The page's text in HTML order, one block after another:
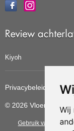
Wij
Review
Kiyoh
Privacybeleid
© 2026
Gebruik van deze